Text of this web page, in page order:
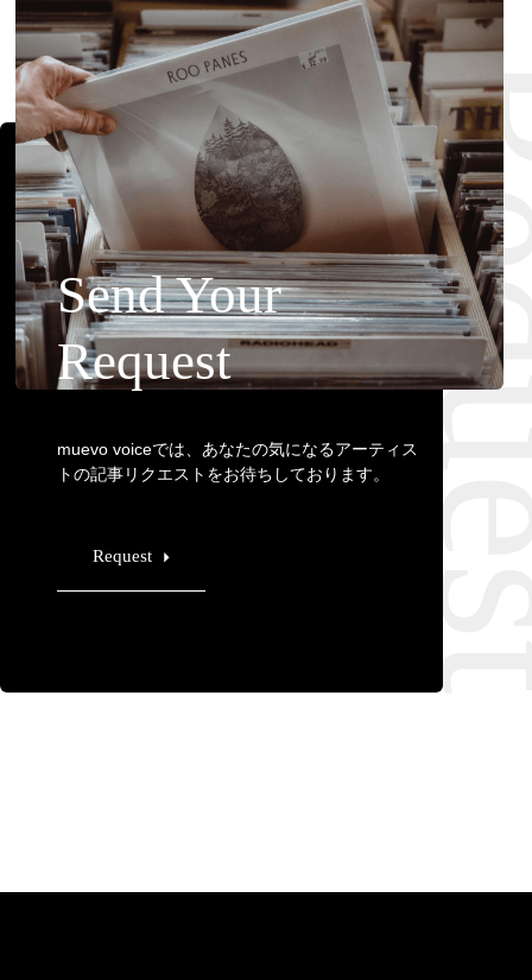
Send Your
Request
muevo voiceでは、あなたの気になるアーティス
トの記事リクエストをお待ちしております。
Request